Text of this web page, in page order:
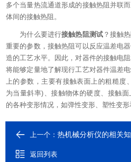
多个当量热流通道形成的接触热阻并联
体间的接触热阻。
为什么要进行接触热阻测试？接触
重要的参数，接触热阻可以反应温差电
造的工艺水平。因此，对器件的接触电
将能够定量地了解现行工艺对器件温差
上的参数，主要有接触表面上的粗糙
为当量斜率)、接触物体的硬度、接触
的各种变形情况，如弹性变形、塑性变形
上一个：热机械分析仪的相关
返回列表